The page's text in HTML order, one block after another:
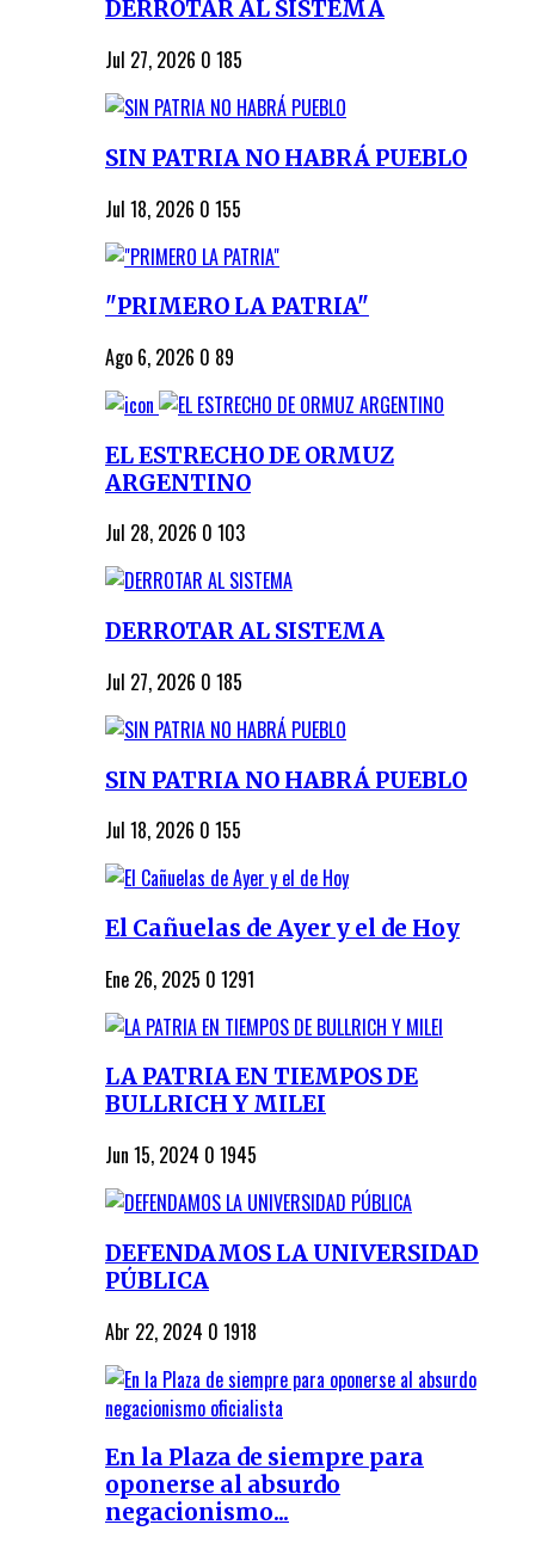
DERROTAR AL SISTEMA
Jul 27, 2026 0 185
SIN PATRIA NO HABRÁ PUEBLO
Jul 18, 2026 0 155
"PRIMERO LA PATRIA"
Ago 6, 2026 0 89
EL ESTRECHO DE ORMUZ
ARGENTINO
Jul 28, 2026 0 103
DERROTAR AL SISTEMA
Jul 27, 2026 0 185
SIN PATRIA NO HABRÁ PUEBLO
Jul 18, 2026 0 155
El Cañuelas de Ayer y el de Hoy
Ene 26, 2025 0 1291
LA PATRIA EN TIEMPOS DE
BULLRICH Y MILEI
Jun 15, 2024 0 1945
DEFENDAMOS LA UNIVERSIDAD
PÚBLICA
Abr 22, 2024 0 1918
En la Plaza de siempre para
oponerse al absurdo
negacionismo...